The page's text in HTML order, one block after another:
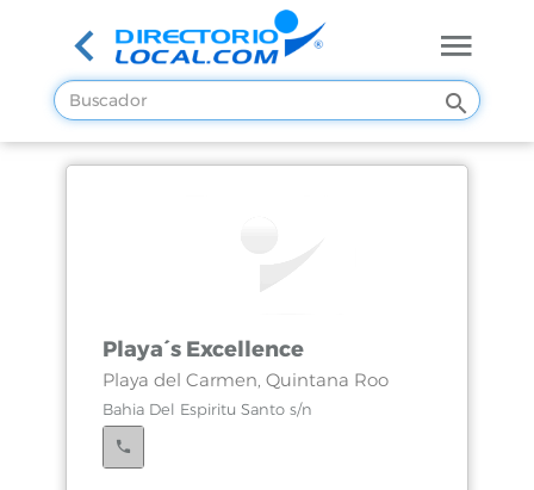
Playa´s Excellence
Playa del Carmen, Quintana Roo
Bahia Del Espiritu Santo s/n